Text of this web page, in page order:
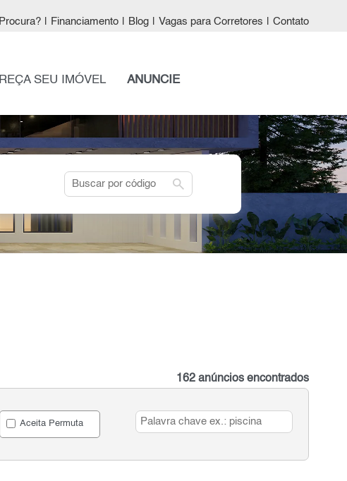
Financiamento Blog Vagas para Corretores Contato
SEU IMÓVEL ANUNCIE
search
162 anúncios encontrados
Aceita Permuta